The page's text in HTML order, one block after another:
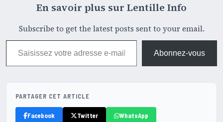
En savoir plus sur Lentille Info
Subscribe to get the latest posts sent to your email.
Saisissez votre adresse e-mail…
Abonnez-vous
PARTAGER CET ARTICLE
Facebook Twitter WhatsApp